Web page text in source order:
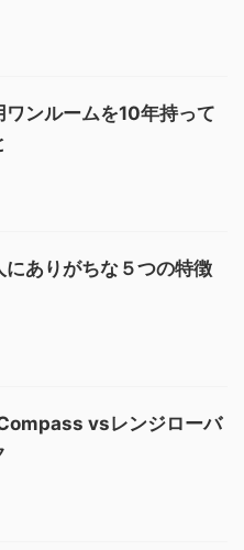
ワンルームを10年持って
にありがちな５つの特徴
vsレンジローバ